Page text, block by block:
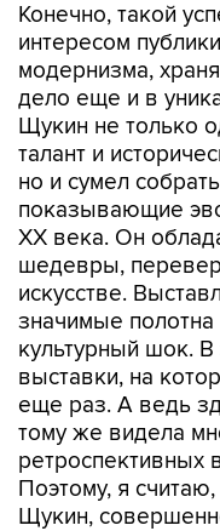
Конечно, такой
интересом
модернизма,
дело еще и в
Щукин не только
талант и
но и сумел
показывающие
XX века. Он
шедевры,
искусстве.
значимые
культурный шок. В
выставки, на
еще раз. А ведь
тому же видела
ретроспективных
Поэтому, я
Щукин,